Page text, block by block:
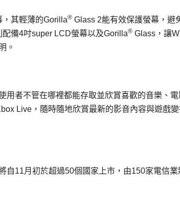
其輕薄的Gorilla® Glass 2能有效保護螢幕，避
備4吋super LCD螢幕以及Gorilla® Glass，讓
。
者不管在哪裡都能存取並欣賞喜歡的音樂、電
Live，隨時隨地欣賞最新的影音內容與遊戲變
11月初於超過50個國家上市，由150家電信業